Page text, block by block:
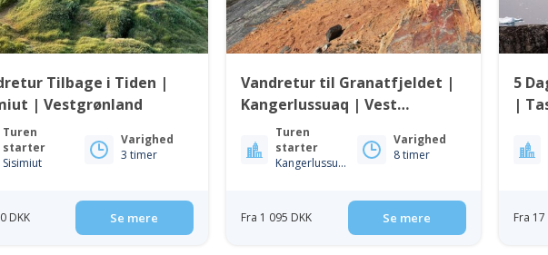
Tilbage i Tiden |
| Vestgrønland
Turen
starter
Sisimiut
Varighed
3 timer
DKK Se mere
Vandretur til Granatfjeldet |
Kangerlussuaq | Vest
Grønland
Turen
starter
Kangerlussuaq
Varighed
8 timer
Fra 1 095 DKK Se mere
5
|
Fra